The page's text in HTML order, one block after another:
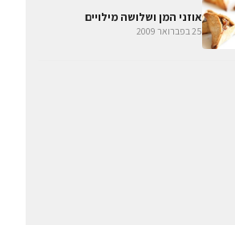
אוזני המן ושלושה מילויים
25 בפברואר 2009